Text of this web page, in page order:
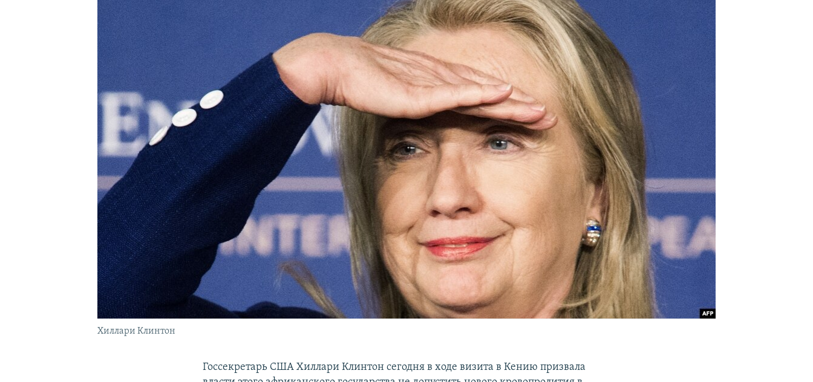
ПОДПИШИТЕСЬ НА РАССЫЛКУ
Хиллари Клинтон
Госсекретарь США Хиллари Клинтон сегодня в ходе визита в Кению призвала